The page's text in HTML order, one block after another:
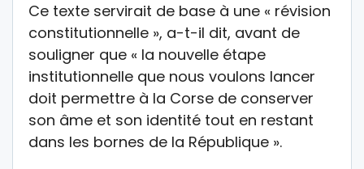
Ce texte servirait de base à une « révision
constitutionnelle », a-t-il dit, avant de
souligner que « la nouvelle étape
institutionnelle que nous voulons lancer
doit permettre à la Corse de conserver
son âme et son identité tout en restant
dans les bornes de la République ».